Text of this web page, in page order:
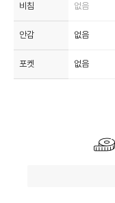
비침 없음
안감 없음
포켓 없음